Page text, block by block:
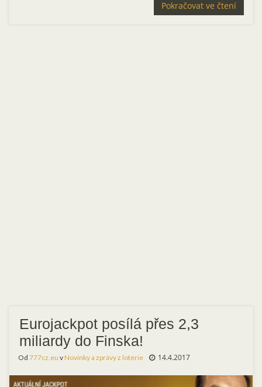
Pokračovat ve čtení
Eurojackpot posílá přes 2,3
miliardy do Finska!
Od 777cz.eu vNovinky a zprávy z loterie 14.4.2017